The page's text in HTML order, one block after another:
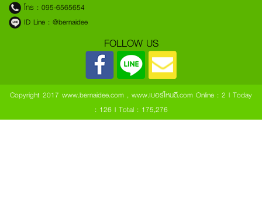
โทร : 095-6565654
ID Line : @bernaidee
FOLLOW US
Copyright 2017 www.bernaidee.com , www.เบอร์ไหนดี.com Online : 2 l Today
: 126 l Total : 175,276